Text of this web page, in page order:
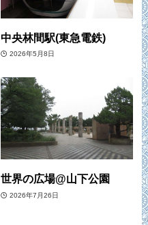
中央林間駅(東急電鉄)
2026年5月8日
世界の広場@山下公園
2026年7月26日